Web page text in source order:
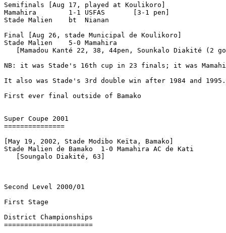
Semifinals [Aug 17, played at Koulikoro]
Mamahira	1-1 USFAS	[3-1 pen]
Stade Malien	bt  Nianan
Final [Aug 26, stade Municipal de Koulikoro]
Stade Malien	5-0 Mamahira
[Mamadou Kanté 22, 38, 44pen, Sounkalo Diakité (2
NB: it was Stade's 16th cup in 23 finals; it was
It also was Stade's 3rd double win after 1984 and 1995.
First ever final outside of Bamako
Super Coupe 2001
===============
[May 19, 2002, Stade Modibo Keïta, Bamako]
Stade Malien de Bamako	1-0 Mamahira AC de Kati
   [Soungalo Diakité, 63]
Second Level 2000/01
First Stage
District Championships
======================